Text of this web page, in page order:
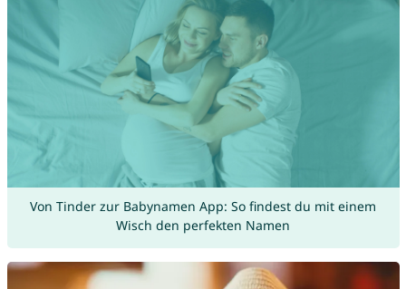
Von Tinder zur Babynamen App: So findest du mit einem
Wisch den perfekten Namen